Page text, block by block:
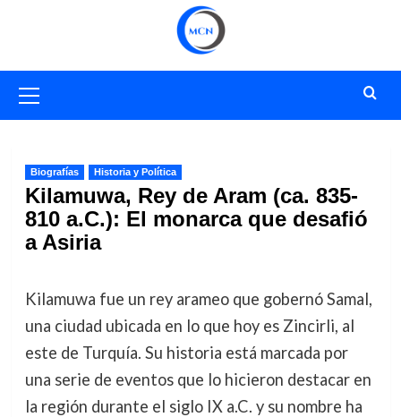
primario
Biografías Historia y Política
Kilamuwa, Rey de Aram (ca. 835-
810 a.C.): El monarca que desafió
a Asiria
Kilamuwa fue un rey arameo que gobernó Samal,
una ciudad ubicada en lo que hoy es Zincirli, al
este de Turquía. Su historia está marcada por
una serie de eventos que lo hicieron destacar en
la región durante el siglo IX a.C. y su nombre ha